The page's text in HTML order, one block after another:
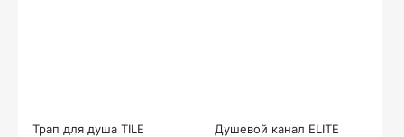
Трап для душа TILE
Душевой канал ELITE